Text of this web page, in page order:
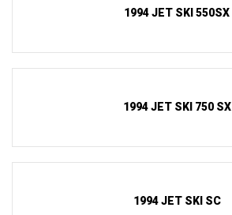
1994 JET SKI 550SX
1994 JET SKI 750 SX
1994 JET SKI SC